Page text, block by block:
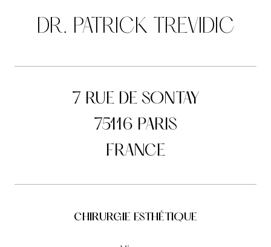
DR. PATRICK TREVIDIC
7 RUE DE SONTAY
75116 PARIS
FRANCE
CHIRURGIE ESTHÉTIQUE